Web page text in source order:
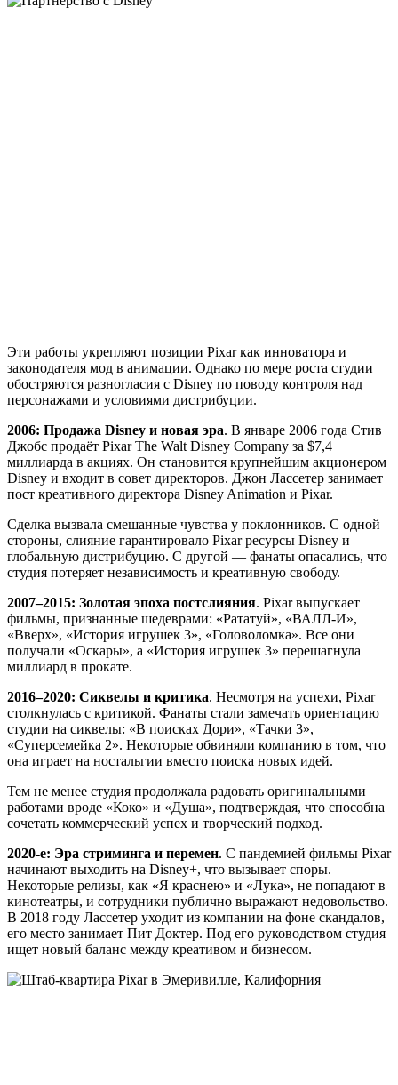
Эти работы укрепляют позиции Pixar как инноватора и
законодателя мод в анимации. Однако по мере роста студии
обостряются разногласия с Disney по поводу контроля над
персонажами и условиями дистрибуции.
2006: Продажа Disney и новая эра. В январе 2006 года Стив
Джобс продаёт Pixar The Walt Disney Company за $7,4
миллиарда в акциях. Он становится крупнейшим акционером
Disney и входит в совет директоров. Джон Лассетер занимает
пост креативного директора Disney Animation и Pixar.
Сделка вызвала смешанные чувства у поклонников. С одной
стороны, слияние гарантировало Pixar ресурсы Disney и
глобальную дистрибуцию. С другой — фанаты опасались, что
студия потеряет независимость и креативную свободу.
2007–2015: Золотая эпоха постслияния. Pixar выпускает
фильмы, признанные шедеврами: «Рататуй», «ВАЛЛ-И»,
«Вверх», «История игрушек 3», «Головоломка». Все они
получали «Оскары», а «История игрушек 3» перешагнула
миллиард в прокате.
2016–2020: Сиквелы и критика. Несмотря на успехи, Pixar
столкнулась с критикой. Фанаты стали замечать ориентацию
студии на сиквелы: «В поисках Дори», «Тачки 3»,
«Суперсемейка 2». Некоторые обвиняли компанию в том, что
она играет на ностальгии вместо поиска новых идей.
Тем не менее студия продолжала радовать оригинальными
работами вроде «Коко» и «Душа», подтверждая, что способна
сочетать коммерческий успех и творческий подход.
2020-е: Эра стриминга и перемен. С пандемией фильмы Pixar
начинают выходить на Disney+, что вызывает споры.
Некоторые релизы, как «Я краснею» и «Лука», не попадают в
кинотеатры, и сотрудники публично выражают недовольство.
В 2018 году Лассетер уходит из компании на фоне скандалов,
его место занимает Пит Доктер. Под его руководством студия
ищет новый баланс между креативом и бизнесом.